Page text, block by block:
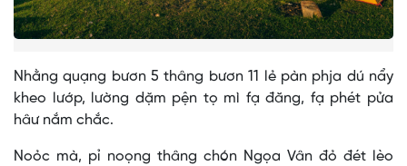
Nhằng quạng bươn 5 thâng bươn 11 lẻ pàn phja dú nẩy
kheo lướp, lường dặm pện tọ mì fạ đăng, fạ phét pửa
hâư nắm chắc.
Noỏc mà, pỉ noọng thâng chón Ngọa Vân đỏ đét lèo